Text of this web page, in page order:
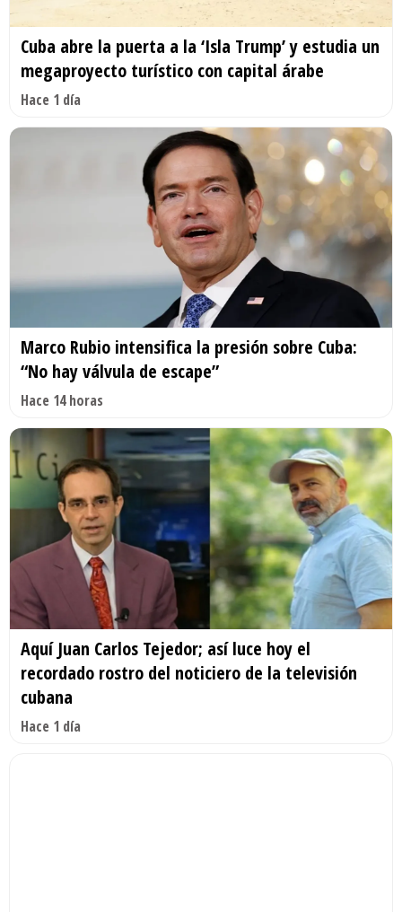
Cuba abre la puerta a la ‘Isla Trump’ y estudia un
megaproyecto turístico con capital árabe
Hace 1 día
Marco Rubio intensifica la presión sobre Cuba:
“No hay válvula de escape”
Hace 14 horas
Aquí Juan Carlos Tejedor; así luce hoy el
recordado rostro del noticiero de la televisión
cubana
Hace 1 día